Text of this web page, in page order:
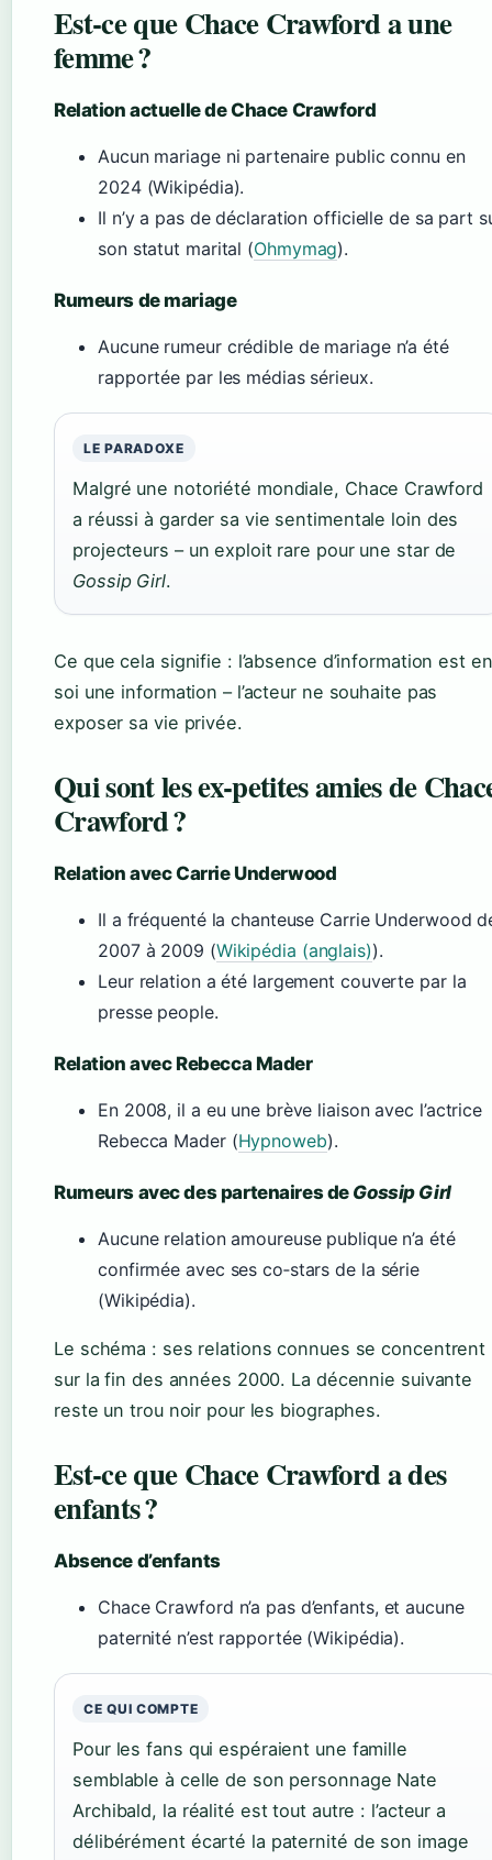
Est‑ce que Chace Crawford a une
femme ?
Relation actuelle de Chace Crawford
Aucun mariage ni partenaire public connu en
2024 (Wikipédia).
Il n’y a pas de déclaration officielle de sa part
son statut marital (Ohmymag).
Rumeurs de mariage
Aucune rumeur crédible de mariage n’a été
rapportée par les médias sérieux.
LE PARADOXE
Malgré une notoriété mondiale, Chace Crawford
a réussi à garder sa vie sentimentale loin des
projecteurs – un exploit rare pour une star de
Gossip Girl.
Ce que cela signifie : l’absence d’information est en
soi une information – l’acteur ne souhaite pas
exposer sa vie privée.
Qui sont les ex‑petites amies de
Crawford ?
Relation avec Carrie Underwood
Il a fréquenté la chanteuse Carrie Underwood
2007 à 2009 (Wikipédia (anglais)).
Leur relation a été largement couverte par la
presse people.
Relation avec Rebecca Mader
En 2008, il a eu une brève liaison avec l’actrice
Rebecca Mader (Hypnoweb).
Rumeurs avec des partenaires de Gossip Girl
Aucune relation amoureuse publique n’a été
confirmée avec ses co‑stars de la série
(Wikipédia).
Le schéma : ses relations connues se concentrent
sur la fin des années 2000. La décennie suivante
reste un trou noir pour les biographes.
Est‑ce que Chace Crawford a des
enfants ?
Absence d’enfants
Chace Crawford n’a pas d’enfants, et aucune
paternité n’est rapportée (Wikipédia).
CE QUI COMPTE
Pour les fans qui espéraient une famille
semblable à celle de son personnage Nate
Archibald, la réalité est tout autre : l’acteur a
délibérément écarté la paternité de son image